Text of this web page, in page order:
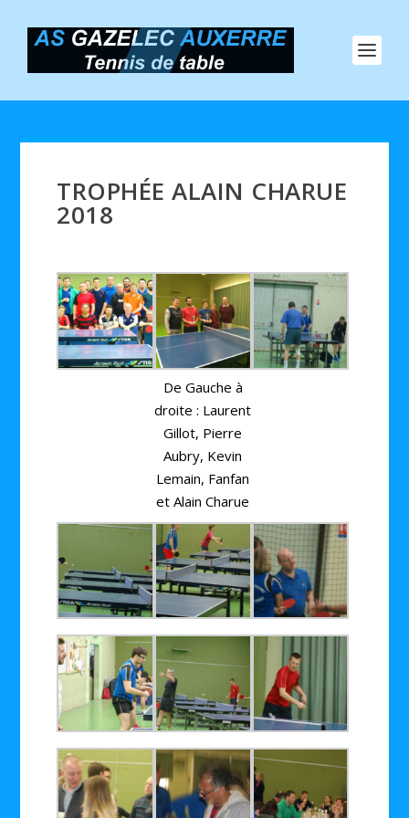
TROPHÉE ALAIN CHARUE
2018
De Gauche à
droite : Laurent
Gillot, Pierre
Aubry, Kevin
Lemain, Fanfan
et Alain Charue